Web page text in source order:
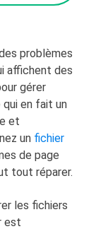
problèmes
affichent des
gérer
en fait un
et
un fichier
de page
tout réparer.
les fichiers
est